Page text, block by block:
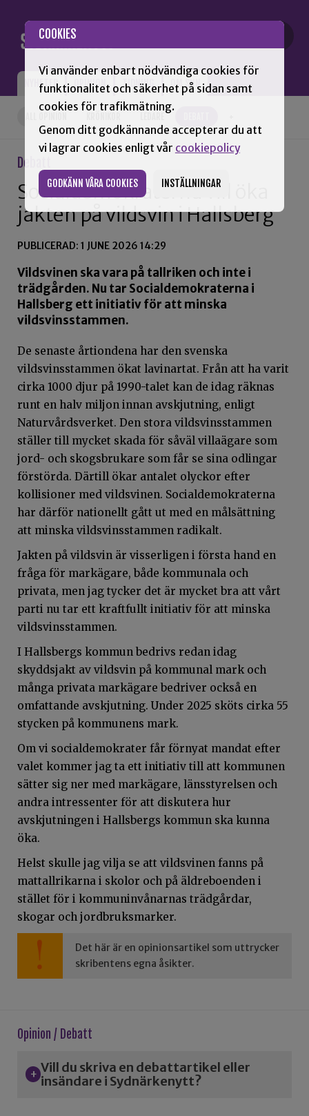
COOKIES
Vi använder enbart nödvändiga cookies för
funktionalitet och säkerhet på sidan samt
cookies för trafikmätning.
Genom ditt godkännande accepterar du att
vi lagrar cookies enligt vår cookiepolicy
GODKÄNN VÅRA COOKIES INSTÄLLNINGAR
NYHETER OPINION TIDNING OM SNN
Debatt
Socialdemokraterna vill öka
jakten på vildsvin i Hallsberg
PUBLICERAD: 1 JUNE 2026 14:29
Vildsvinen ska vara på tallriken och inte i
trädgården. Nu tar Socialdemokraterna i
Hallsberg ett initiativ för att minska
vildsvinsstammen.
De senaste årtiondena har den svenska
vildsvinsstammen ökat lavinartat. Från att ha varit
cirka 1000 djur på 1990-talet kan de idag räknas
runt en halv miljon innan avskjutning, enligt
Naturvårdsverket. Den stora vildsvinsstammen
ställer till mycket skada för såväl villaägare som
jord- och skogsbrukare som får se sina odlingar
förstörda. Därtill ökar antalet olyckor efter
kollisioner med vildsvinen. Socialdemokraterna
har därför nationellt gått ut med en målsättning
att minska vildsvinsstammen radikalt.
Jakten på vildsvin är visserligen i första hand en
fråga för markägare, både kommunala och
privata, men jag tycker det är mycket bra att vårt
parti nu tar ett kraftfullt initiativ för att minska
vildsvinsstammen.
I Hallsbergs kommun bedrivs redan idag
skyddsjakt av vildsvin på kommunal mark och
många privata markägare bedriver också en
omfattande avskjutning. Under 2025 sköts cirka 55
stycken på kommunens mark.
Om vi socialdemokrater får förnyat mandat efter
valet kommer jag ta ett initiativ till att kommunen
sätter sig ner med markägare, länsstyrelsen och
andra intressenter för att diskutera hur
avskjutningen i Hallsbergs kommun ska kunna
öka.
Helst skulle jag vilja se att vildsvinen fanns på
mattallrikarna i skolor och på äldreboenden i
stället för i kommuninvånarnas trädgårdar,
skogar och jordbruksmarker.
Det här är en opinionsartikel som uttrycker
skribentens egna åsikter.
Opinion / Debatt
Vill du skriva en debattartikel eller
insändare i Sydnärkenytt?